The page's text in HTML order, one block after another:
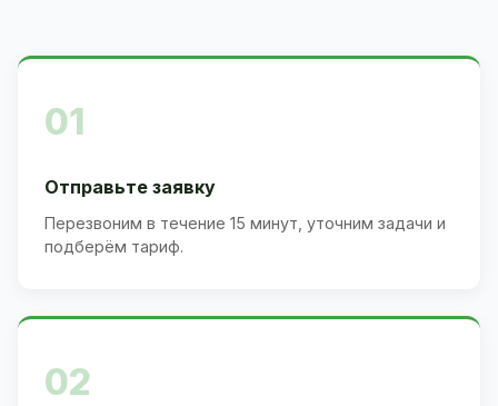
01
Отправьте заявку
Перезвоним в течение 15 минут, уточним задачи и
подберём тариф.
02